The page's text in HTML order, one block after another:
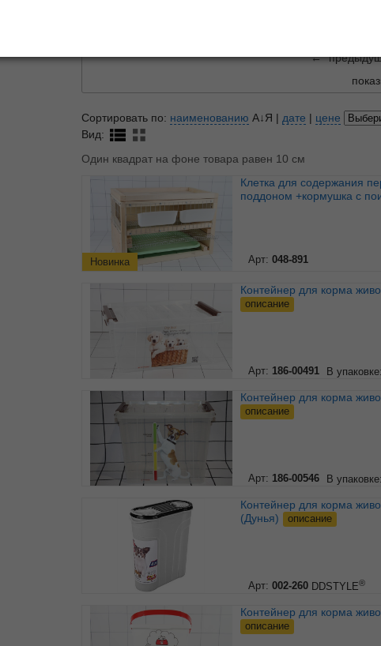
←
Сортировать по: наименованию А↓Я | дате | цене
Вид:
Один квадрат на фоне товара равен 10 см
Новинка
Клетка для содержания перепелов на 15 голов с
поддоном +кормушка с
Арт: 048-891
Контейнер для корма
описание
Арт: 186-00491 В
Контейнер для корма
описание
Арт: 186-00546 В
Контейнер для корма животных 4000 /24шт 31315
(Дунья)
описание
Арт: 002-260 DDSTYLE®
Контейнер для корма
описание